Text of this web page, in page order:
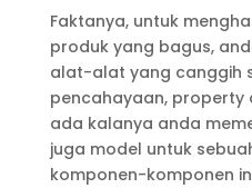
Faktanya, untuk
produk yang bagus,
alat-alat yang canggih
pencahayaan, property
ada kalanya anda
juga model untuk
komponen-komponen